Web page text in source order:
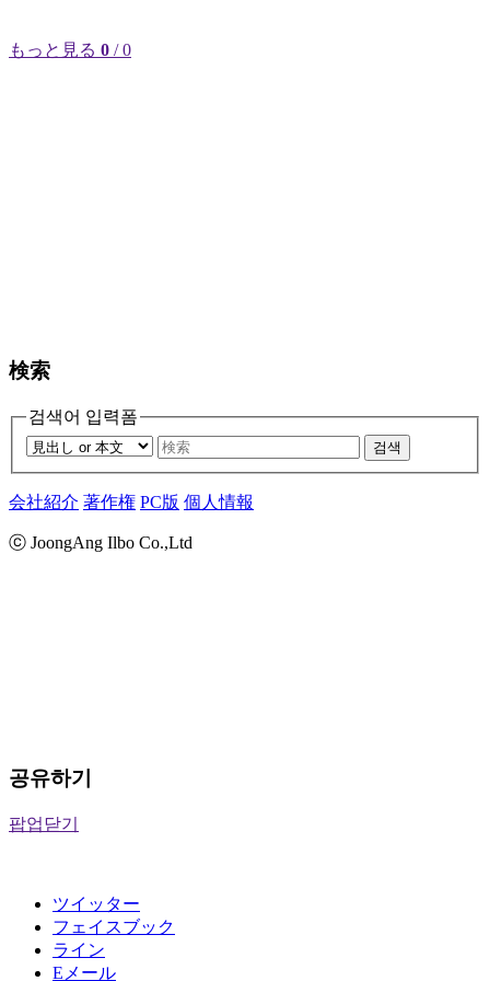
もっと見る 0 / 0
検索
검색어 입력폼
검색
会社紹介 著作権 PC版 個人情報
ⓒ JoongAng Ilbo Co.,Ltd
공유하기
팝업닫기
ツイッター
フェイスブック
ライン
Eメール